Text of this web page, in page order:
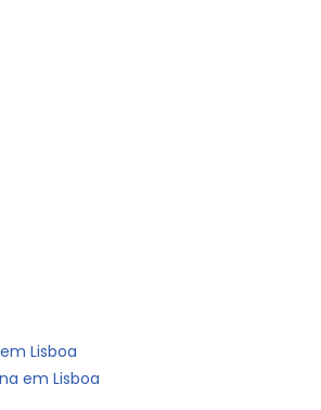
Lisboa
em Lisboa